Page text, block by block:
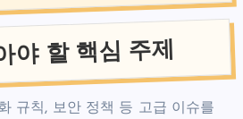
야 할 핵심 주제
규칙, 보안 정책 등 고급 이슈를